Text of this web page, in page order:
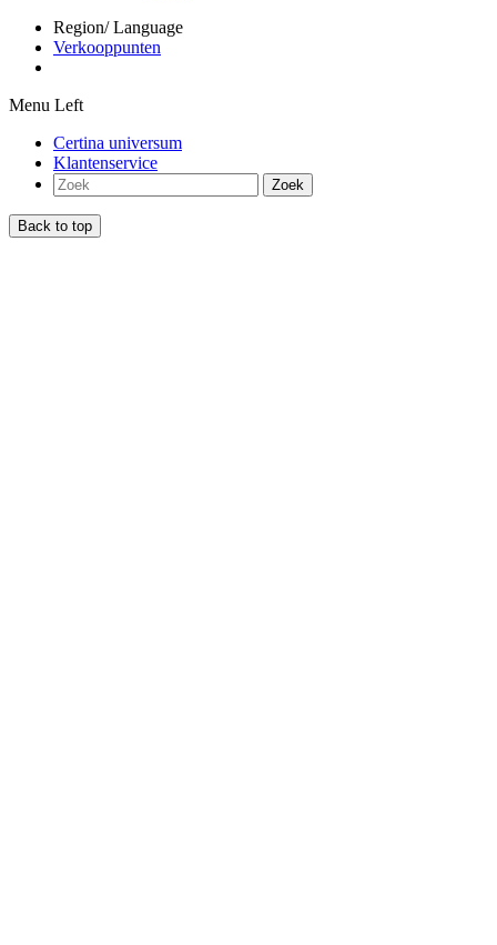
Region/ Language
Verkooppunten
Menu Left
Certina universum
Klantenservice
Zoek
Back to top